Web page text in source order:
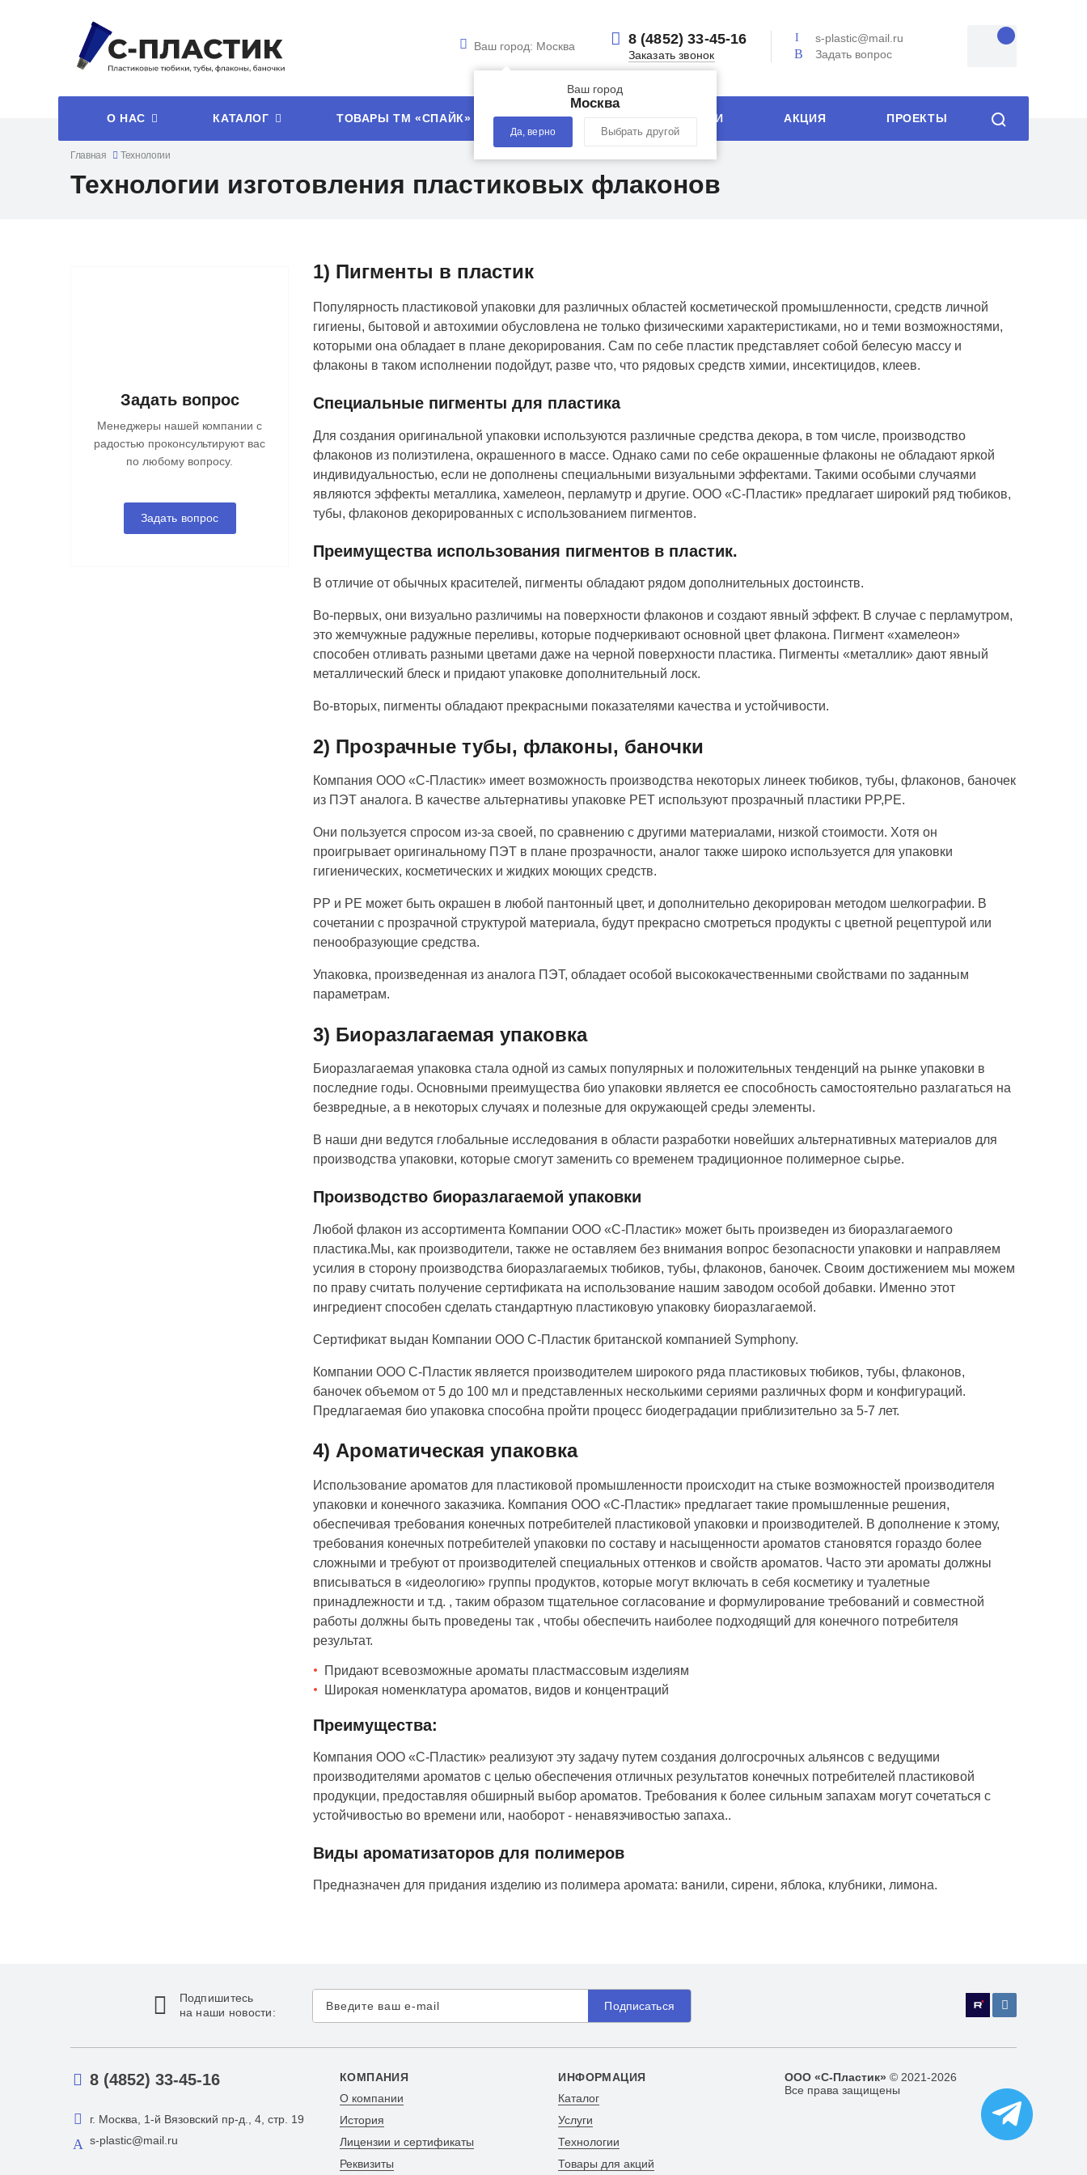
Ваш город: Москва
Ваш город
Москва
Да, верно Выбрать другой
8 (4852) 33-45-16
Заказать звонок
s-plastic@mail.ru
Задать вопрос
О НАС КАТАЛОГ ТОВАРЫ ТМ «СПАЙК» УСЛУГИ ТЕХНОЛОГИИ АКЦИЯ ПРОЕКТЫ
Главная Технологии
Технологии изготовления пластиковых флаконов
Задать вопрос
Менеджеры нашей компании с
радостью проконсультируют вас
по любому вопросу.
Задать вопрос
1) Пигменты в пластик
Популярность пластиковой упаковки для различных областей косметической промышленности, средств личной
гигиены, бытовой и автохимии обусловлена не только физическими характеристиками, но и теми возможностями,
которыми она обладает в плане декорирования. Сам по себе пластик представляет собой белесую массу и
флаконы в таком исполнении подойдут, разве что, что рядовых средств химии, инсектицидов, клеев.
Специальные пигменты для пластика
Для создания оригинальной упаковки используются различные средства декора, в том числе, производство
флаконов из полиэтилена, окрашенного в массе. Однако сами по себе окрашенные флаконы не обладают яркой
индивидуальностью, если не дополнены специальными визуальными эффектами. Такими особыми случаями
являются эффекты металлика, хамелеон, перламутр и другие. ООО «С-Пластик» предлагает широкий ряд тюбиков,
тубы, флаконов декорированных с использованием пигментов.
Преимущества использования пигментов в пластик.
В отличие от обычных красителей, пигменты обладают рядом дополнительных достоинств.
Во-первых, они визуально различимы на поверхности флаконов и создают явный эффект. В случае с перламутром,
это жемчужные радужные переливы, которые подчеркивают основной цвет флакона. Пигмент «хамелеон»
способен отливать разными цветами даже на черной поверхности пластика. Пигменты «металлик» дают явный
металлический блеск и придают упаковке дополнительный лоск.
Во-вторых, пигменты обладают прекрасными показателями качества и устойчивости.
2) Прозрачные тубы, флаконы, баночки
Компания ООО «С-Пластик» имеет возможность производства некоторых линеек тюбиков, тубы, флаконов, баночек
из ПЭТ аналога. В качестве альтернативы упаковке PET используют прозрачный пластики PP,PE.
Они пользуется спросом из-за своей, по сравнению с другими материалами, низкой стоимости. Хотя он
проигрывает оригинальному ПЭТ в плане прозрачности, аналог также широко используется для упаковки
гигиенических, косметических и жидких моющих средств.
PP и PE может быть окрашен в любой пантонный цвет, и дополнительно декорирован методом шелкографии. В
сочетании с прозрачной структурой материала, будут прекрасно смотреться продукты с цветной рецептурой или
пенообразующие средства.
Упаковка, произведенная из аналога ПЭТ, обладает особой высококачественными свойствами по заданным
параметрам.
3) Биоразлагаемая упаковка
Биоразлагаемая упаковка стала одной из самых популярных и положительных тенденций на рынке упаковки в
последние годы. Основными преимущества био упаковки является ее способность самостоятельно разлагаться на
безвредные, а в некоторых случаях и полезные для окружающей среды элементы.
В наши дни ведутся глобальные исследования в области разработки новейших альтернативных материалов для
производства упаковки, которые смогут заменить со временем традиционное полимерное сырье.
Производство биоразлагаемой упаковки
Любой флакон из ассортимента Компании ООО «С-Пластик» может быть произведен из биоразлагаемого
пластика.Мы, как производители, также не оставляем без внимания вопрос безопасности упаковки и направляем
усилия в сторону производства биоразлагаемых тюбиков, тубы, флаконов, баночек. Своим достижением мы можем
по праву считать получение сертификата на использование нашим заводом особой добавки. Именно этот
ингредиент способен сделать стандартную пластиковую упаковку биоразлагаемой.
Сертификат выдан Компании ООО С-Пластик британской компанией Symphony.
Компании ООО С-Пластик является производителем широкого ряда пластиковых тюбиков, тубы, флаконов,
баночек объемом от 5 до 100 мл и представленных несколькими сериями различных форм и конфигураций.
Предлагаемая био упаковка способна пройти процесс биодеградации приблизительно за 5-7 лет.
4) Ароматическая упаковка
Использование ароматов для пластиковой промышленности происходит на стыке возможностей производителя
упаковки и конечного заказчика. Компания ООО «С-Пластик» предлагает такие промышленные решения,
обеспечивая требования конечных потребителей пластиковой упаковки и производителей. В дополнение к этому,
требования конечных потребителей упаковки по составу и насыщенности ароматов становятся гораздо более
сложными и требуют от производителей специальных оттенков и свойств ароматов. Часто эти ароматы должны
вписываться в «идеологию» группы продуктов, которые могут включать в себя косметику и туалетные
принадлежности и т.д. , таким образом тщательное согласование и формулирование требований и совместной
работы должны быть проведены так , чтобы обеспечить наиболее подходящий для конечного потребителя
результат.
Придают всевозможные ароматы пластмассовым изделиям
Широкая номенклатура ароматов, видов и концентраций
Преимущества:
Компания ООО «С-Пластик» реализуют эту задачу путем создания долгосрочных альянсов с ведущими
производителями ароматов с целью обеспечения отличных результатов конечных потребителей пластиковой
продукции, предоставляя обширный выбор ароматов. Требования к более сильным запахам могут сочетаться с
устойчивостью во времени или, наоборот - ненавязчивостью запаха..
Виды ароматизаторов для полимеров
Предназначен для придания изделию из полимера аромата: ванили, сирени, яблока, клубники, лимона.
Подпишитесь
на наши новости:
Подписаться
8 (4852) 33-45-16
г. Москва, 1-й Вязовский пр-д., 4, стр. 19
s-plastic@mail.ru
КОМПАНИЯ
О компании
История
Лицензии и сертификаты
Реквизиты
ИНФОРМАЦИЯ
Каталог
Услуги
Технологии
Товары для акций
ООО «С-Пластик» © 2021-2026
Все права защищены